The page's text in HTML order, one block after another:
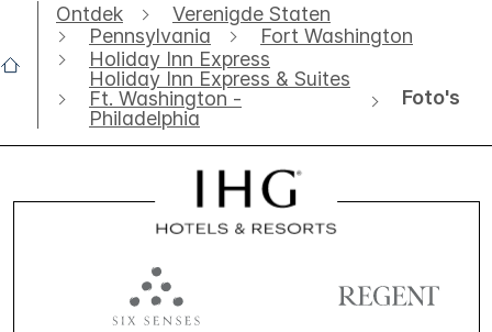
Ontdek
Verenigde Staten
Pennsylvania
Fort Washington
Holiday Inn Express
Holiday Inn Express & Suites
Ft. Washington -
Philadelphia
Foto's